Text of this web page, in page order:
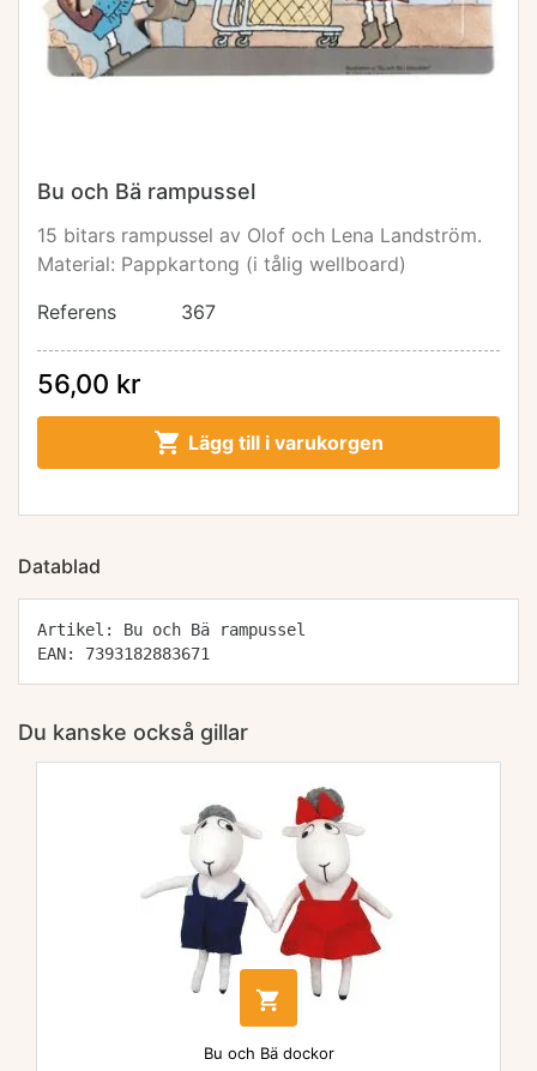
Bu och Bä rampussel
15 bitars rampussel av Olof och Lena Landström.
Material: Pappkartong (i tålig wellboard)
Referens
367
56,00 kr
 Lägg till i varukorgen
Datablad
Artikel: Bu och Bä rampussel
EAN: 7393182883671
Du kanske också gillar

Bu och Bä dockor